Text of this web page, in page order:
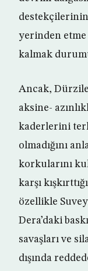
destekçilerinin
yerinden
kalmak
Ancak,
aksine-
kaderlerini
olmadığını
korkularını
karşı
özellikle
Dera’daki
savaşları ve
dışında